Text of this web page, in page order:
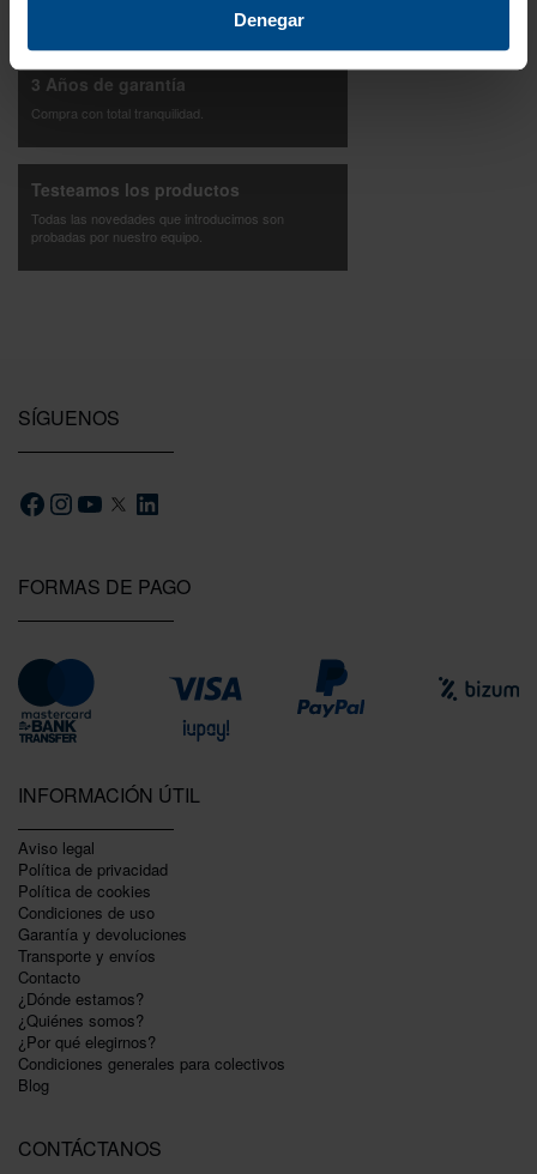
Denegar
3 Años de garantía
Compra con total tranquilidad.
Testeamos los productos
Todas las novedades que introducimos son
probadas por nuestro equipo.
FORMAS DE PAGO
INFORMACIÓN ÚTIL
Aviso legal
Política de privacidad
Polí­tica de cookies
Condiciones de uso
Garantí­a y devoluciones
Transporte y envíos
Contacto
¿Dónde estamos?
¿Quiénes somos?
¿Por qué elegirnos?
Condiciones generales para colectivos
Blog
CONTÁCTANOS
SÍGUENOS